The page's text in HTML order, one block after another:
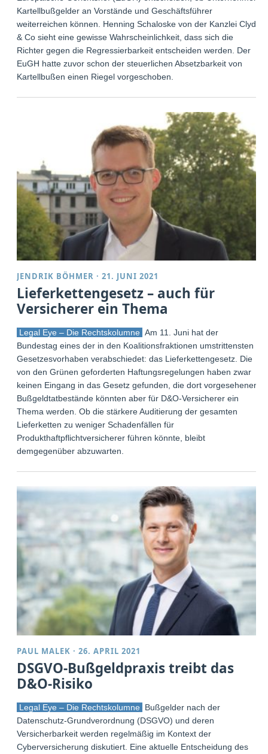
Kartellbußgelder an Vorstände und Geschäftsführer
weiterreichen können. Henning Schaloske von der Kanzlei Clyde
& Co sieht eine gewisse Wahrscheinlichkeit, dass sich die
Richter gegen die Regressierbarkeit entscheiden werden. Der
EuGH hatte zuvor schon der steuerlichen Absetzbarkeit von
Kartellbußen einen Riegel vorgeschoben.
JENDRIK BÖHMER ·21. JUNI 2021
Lieferkettengesetz – auch für
Versicherer ein Thema
Legal Eye – Die Rechtskolumne Am 11. Juni hat der
Bundestag eines der in den Koalitionsfraktionen umstrittensten
Gesetzesvorhaben verabschiedet: das Lieferkettengesetz. Die
von den Grünen geforderten Haftungsregelungen haben zwar
keinen Eingang in das Gesetz gefunden, die dort vorgesehenen
Bußgeldtatbestände könnten aber für D&O-Versicherer ein
Thema werden. Ob die stärkere Auditierung der gesamten
Lieferketten zu weniger Schadenfällen für
Produkthaftpflichtversicherer führen könnte, bleibt
demgegenüber abzuwarten.
PAUL MALEK ·26. APRIL 2021
DSGVO-Bußgeldpraxis treibt das
D&O-Risiko
Legal Eye – Die Rechtskolumne
Bußgelder nach der
Datenschutz-Grundverordnung (DSGVO) und deren
Versicherbarkeit werden regelmäßig im Kontext der
Cyberversicherung diskutiert. Eine aktuelle Entscheidung des